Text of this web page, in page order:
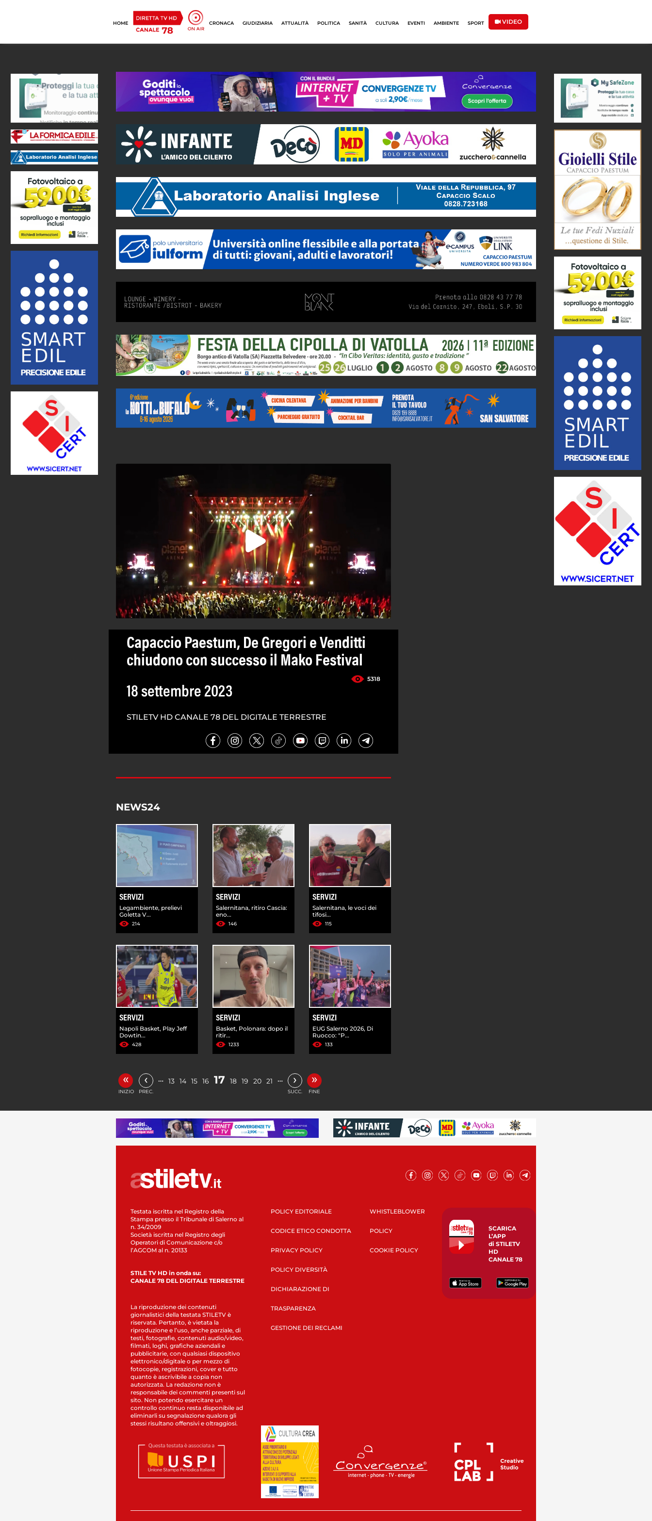
HOME CRONACA GIUDIZIARIA ATTUALITÀ POLITICA SANITÀ CULTURA EVENTI AMBIENTE SPORT VIDEO
Capaccio Paestum, De Gregori e Venditti
chiudono con successo il Mako Festival
5318
18 settembre 2023
STILETV HD CANALE 78 DEL DIGITALE TERRESTRE
NEWS24
SERVIZI
Legambiente, prelievi
Goletta V...
214
SERVIZI
Salernitana, ritiro Cascia:
eno...
146
SERVIZI
Salernitana, le voci dei
tifosi...
115
SERVIZI
Napoli Basket, Play Jeff
Dowtin...
428
SERVIZI
Basket, Polonara: dopo il
ritir...
1233
SERVIZI
EUG Salerno 2026, Di
Ruocco: "P...
133
«
INIZIO
‹
PREC.
… 13 14 15 16 17 18 19 20 21 … ›
SUCC.
»
FINE
Testata iscritta nel Registro della
Stampa presso il Tribunale di Salerno al
n. 34/2009
Società iscritta nel Registro degli
Operatori di Comunicazione c/o
l’AGCOM al n. 20133
STILE TV HD in onda su:
CANALE 78 DEL DIGITALE TERRESTRE
La riproduzione dei contenuti
giornalistici della testata STILETV è
riservata. Pertanto, è vietata la
riproduzione e l’uso, anche parziale, di
testi, fotografie, contenuti audio/video,
filmati, loghi, grafiche aziendali e
pubblicitarie, con qualsiasi dispositivo
elettronico/digitale o per mezzo di
fotocopie, registrazioni, cover e tutto
quanto è ascrivibile a copia non
autorizzata. La redazione non è
responsabile dei commenti presenti sul
sito. Non potendo esercitare un
controllo continuo resta disponibile ad
eliminarli su segnalazione qualora gli
stessi risultano offensivi e oltraggiosi.
POLICY EDITORIALE
CODICE ETICO CONDOTTA
PRIVACY POLICY
POLICY DIVERSITÀ
DICHIARAZIONE DI
TRASPARENZA
GESTIONE DEI RECLAMI
WHISTLEBLOWER
POLICY
COOKIE POLICY
SCARICA
L’APP
di STILETV
HD
CANALE 78